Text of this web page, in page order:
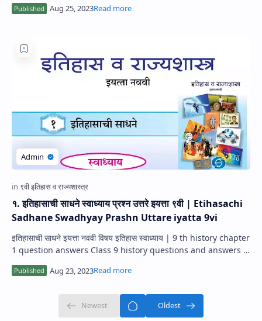
१. इतिहासाची साधने स्वाध्याय प्रश्न उत्तरे इयत्ता ९वी | Etihasachi
Sadhane Swadhyay Prashn Uttare iyatta 9vi
इतिहासाची साधने इयत्ता नववी विषय इतिहास स्वाध्याय | 9 th history chapter
1 question answers Class 9 history questions and answers |
History guide f…